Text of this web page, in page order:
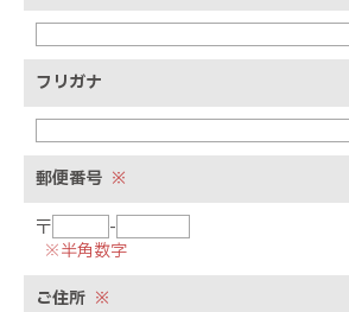
フリガナ
郵便番号 ※
〒
-
※半角数字
ご住所 ※